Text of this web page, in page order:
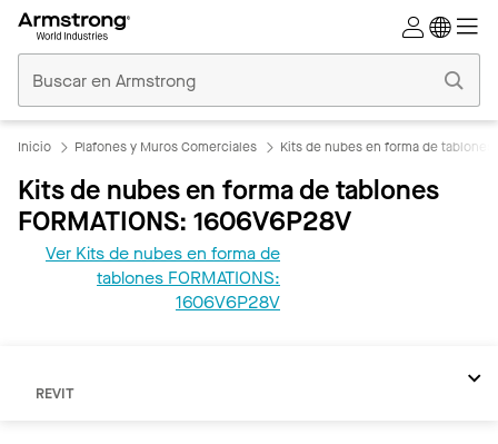
Comerciales
Inicio
Inicio Plafones y Muros Comerciales Kits de nubes en forma de tablones
Kits de nubes en forma de tablones
FORMATIONS: 1606V6P28V
Ver Kits de nubes en forma de
tablones FORMATIONS:
1606V6P28V
REVIT